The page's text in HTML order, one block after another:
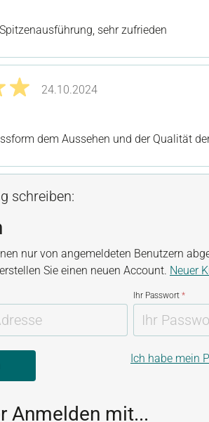
sehr zufrieden
24.10.2024
dem Aussehen und der Qualität
schreiben:
nur von angemeldeten Benutzern
Sie einen neuen Account. Neuer
Ihr Passwort *
Ich habe mein
Anmelden mit...